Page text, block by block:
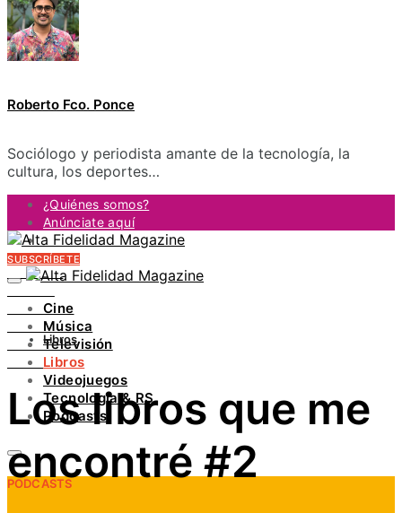
Roberto Fco. Ponce
Sociólogo y periodista amante de la tecnología, la
cultura, los deportes…
¿Quiénes somos?
Anúnciate aquí
Contacto
FACEBOOK
INSTAGRAM
PINTEREST
YOUTUBE
LINKEDIN
SUBSCRÍBETE
Cine
Música
Televisión
Libros
Videojuegos
Tecnología & RS
Podcasts
PODCASTS
Libros
Los libros que me
encontré #2